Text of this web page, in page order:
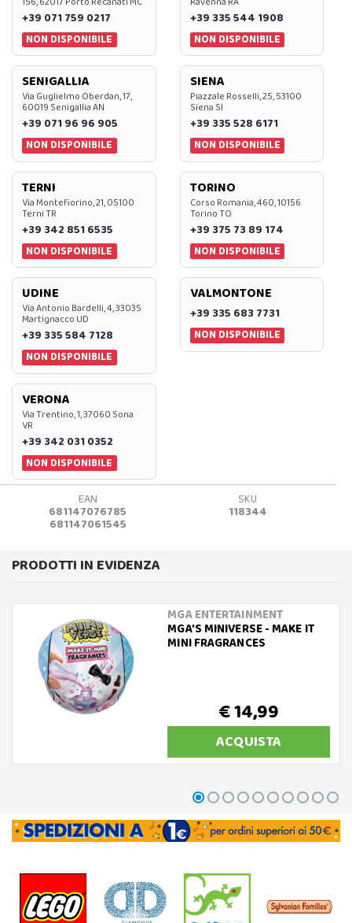
+39 071 759 0217
NON DISPONIBILE
+39 335 544 1908
NON DISPONIBILE
SENIGALLIA
Via Guglielmo Oberdan, 17,
60019 Senigallia AN
+39 071 96 96 905
NON DISPONIBILE
SIENA
Piazzale Rosselli, 25, 53100
Siena SI
+39 335 528 6171
NON DISPONIBILE
TERNI
Via Montefiorino, 21, 05100
Terni TR
+39 342 851 6535
NON DISPONIBILE
TORINO
Corso Romania, 460, 10156
Torino TO
+39 375 73 89 174
NON DISPONIBILE
UDINE
Via Antonio Bardelli, 4, 33035
Martignacco UD
+39 335 584 7128
NON DISPONIBILE
VALMONTONE
+39 335 683 7731
NON DISPONIBILE
VERONA
Via Trentino, 1, 37060 Sona
VR
+39 342 031 0352
NON DISPONIBILE
EAN
681147076785
681147061545
SKU
118344
PRODOTTI IN EVIDENZA
MGA ENTERTAINMENT
MGA'S MINIVERSE - MAKE IT
MINI FRAGRANCES
€ 14,99
ACQUISTA